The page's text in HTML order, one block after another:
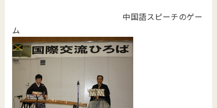
中国語スピーチのゲー
ム